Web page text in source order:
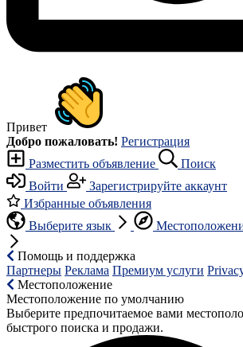
Привет
Добро пожаловать! Регистрация
Разместить объявление
Поиск
Войти
Зарегистрируйте аккаунт
Избранные объявления
Выберите язык
Помощь и поддержка
Партнеры Реклама Премиум услуги
Местоположение
Местоположение по умолчанию
Выберите предпочитаемое вами
быстрого поиска и продажи.